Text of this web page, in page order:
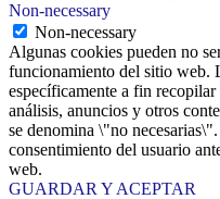
Non-necessary
Non-necessary
Algunas cookies pueden no
funcionamiento del sitio web.
específicamente a fin
análisis, anuncios y otros
se denomina \"no
consentimiento del usuario
web.
GUARDAR Y ACEPTAR